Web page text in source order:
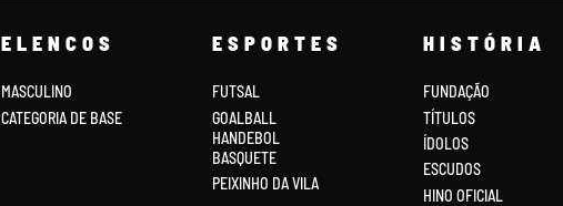
ELENCOS
MASCULINO
CATEGORIA DE BASE
ESPORTES
FUTSAL
GOALBALL
HANDEBOL
BASQUETE
PEIXINHO DA VILA
HISTÓRIA
FUNDAÇÃO
TÍTULOS
ÍDOLOS
ESCUDOS
HINO OFICIAL